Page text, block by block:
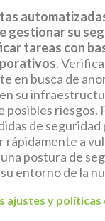
gestionar su
tareas con
.
en busca de
su
posibles riesgos.
de
rápidamente a
postura de
entorno de la
ajustes y políticas